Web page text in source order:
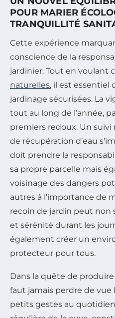
POUR MARIER
TRANQUILLITÉ
Cette expérience
conscience de la
jardinier. Tout en voulant
naturelles, il est essentiel
jardinage sécurisées. La
tout au long de l’année,
premiers redoux. Un
de récupération d’eau
doit prendre la
sa propre parcelle mais
voisinage des dangers
autres à l’importance de
recoin de jardin peut non
et sérénité durant les
également créer un
protecteur pour tous.
Dans la quête de
faut jamais perdre de vue
petits gestes au